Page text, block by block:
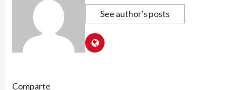
See author's posts
Comparte